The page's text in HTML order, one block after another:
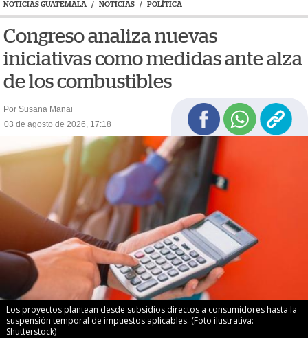
NOTICIAS GUATEMALA / NOTICIAS / POLÍTICA
Congreso analiza nuevas
iniciativas como medidas ante alza
de los combustibles
Por Susana Manai
03 de agosto de 2026, 17:18
Los proyectos plantean desde subsidios directos a consumidores hasta la
suspensión temporal de impuestos aplicables. (Foto ilustrativa:
Shutterstock)